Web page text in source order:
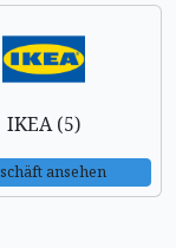
IKEA (5)
ansehen